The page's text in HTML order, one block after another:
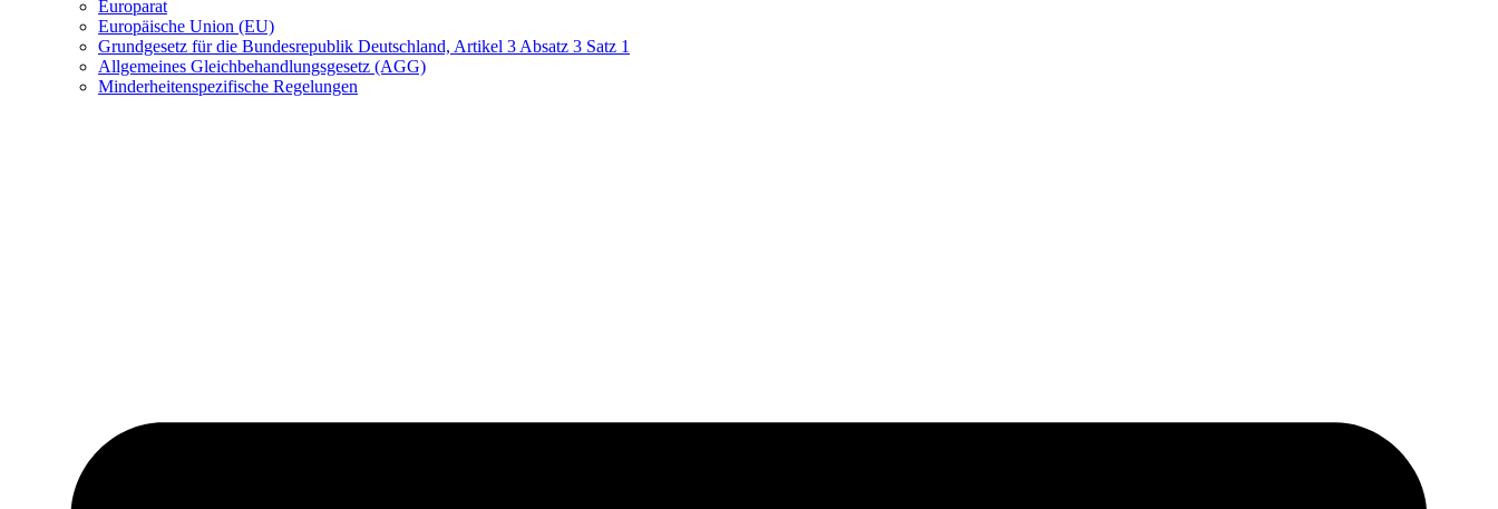
Europarat
Europäische Union (EU)
Grundgesetz für die Bundesrepublik Deutschland, Artikel 3 Absatz 3 Satz 1
Allgemeines Gleichbehandlungsgesetz (AGG)
Minderheitenspezifische Regelungen